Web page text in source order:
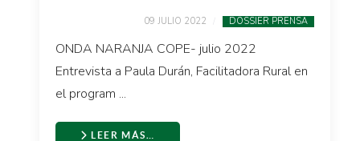
09 JULIO 2022 DOSSIER PRENSA
ONDA NARANJA COPE- julio 2022
Entrevista a Paula Durán, Facilitadora Rural en
el program ...
LEER MÁS…